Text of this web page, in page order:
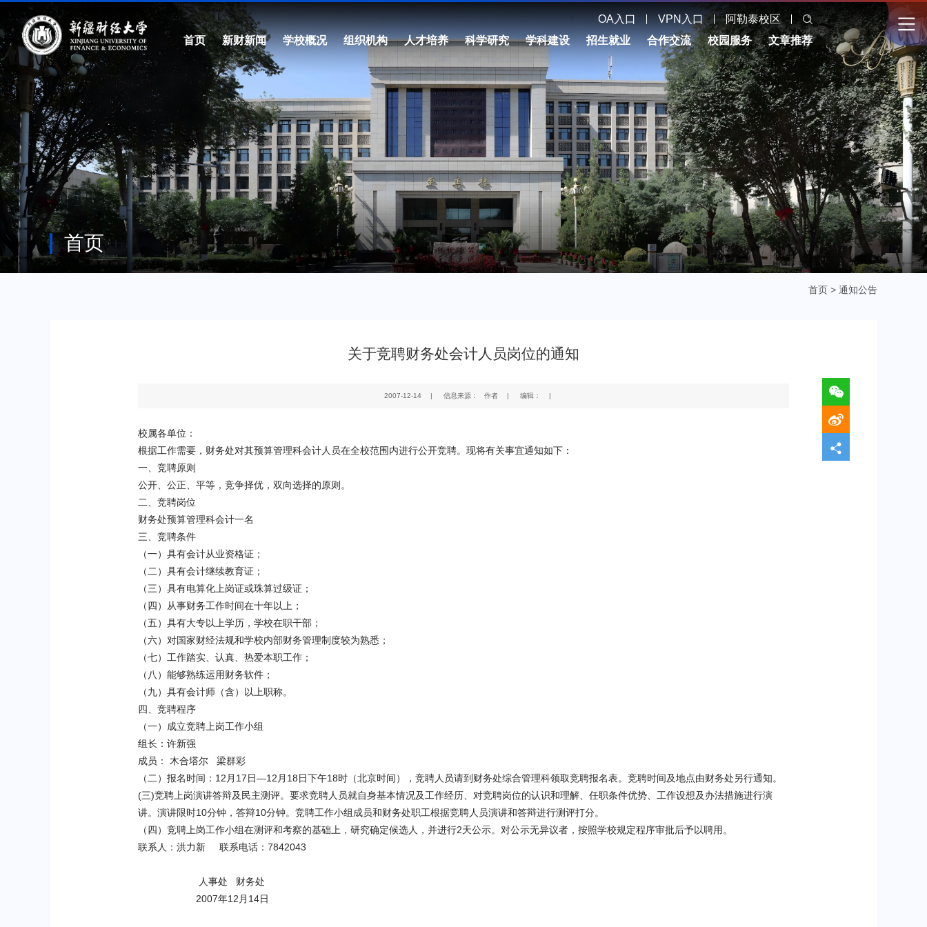
OA入口 VPN入口
阿勒泰校区
首页
新财新闻 学校概况 组织机构 人才培养 科学研究 学科建设 招生就业 合作交流 校园服务 文章推荐
首页
首页 > 通知公告
关于竞聘财务处会计人员岗位的通知
2007-12-14 | 信息来源： 作者 | 编辑： |
校属各单位：
根据工作需要，财务处对其预算管理科会计人员在全校范围内进行公开竞聘。现将有关事宜通知如下：
一、竞聘原则
公开、公正、平等，竞争择优，双向选择的原则。
二、竞聘岗位
财务处预算管理科会计一名
三、竞聘条件
（一）具有会计从业资格证；
（二）具有会计继续教育证；
（三）具有电算化上岗证或珠算过级证；
（四）从事财务工作时间在十年以上；
（五）具有大专以上学历，学校在职干部；
（六）对国家财经法规和学校内部财务管理制度较为熟悉；
（七）工作踏实、认真、热爱本职工作；
（八）能够熟练运用财务软件；
（九）具有会计师（含）以上职称。
四、竞聘程序
（一）成立竞聘上岗工作小组
组长：许新强
成员： 木合塔尔
梁群彩
（二）报名时间： 12 月 17日—12 月 18日下午18时（北京时间），竞聘人员请到财务处综合管理科领取竞聘报名表。 竞聘时间及地点由财务处另行通知。
(三)竞聘上岗演讲答辩及民主测评。 要求竞聘人员就自身基本情况及工作经历、对竞聘岗位的认识和理解、任职条件优势、工作设想及办法措施进行演
讲。 演讲限时10分钟，答辩10分钟。 竞聘工作小组成员和财务处职工根据竞聘人员演讲和答辩进行测评打分。
（四） 竞聘上岗工作小组在测评和考察的基础上，研究确定候选人，并进行2天公示。对公示无异议者， 按照学校规定程序审批后予以聘用。
联系人：洪力新
联系电话： 7842043
人事处
财务处
2007年12 月14日